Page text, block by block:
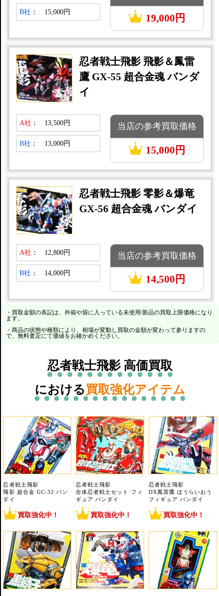
B社 ： 15,000円
19,000円
忍者戦士飛影 飛影＆鳳雷
鷹 GX-55 超合金魂 バンダ
イ
A社 ： 13,500円
B社 ： 13,000円
当店の参考買取価格
15,000円
忍者戦士飛影 零影＆爆竜
GX-56 超合金魂 バンダイ
A社 ： 12,800円
B社 ： 14,000円
当店の参考買取価格
14,500円
・買取金額の表記は、外箱や袋に入っている未使用/新品の買取上限価格になり
ます。
・商品の状態や種類により、相場が変動し買取の金額が変わって参りますの
で、無料査定にて価値をお確かめください。
忍者戦士飛影 高価買取
における買取強化アイテム
忍者戦士飛影
飛影 超合金 GC-32 バン
ダイ
買取強化中！
忍者戦士飛影
合体忍者戦士セット フィ
ギュア バンダイ
買取強化中！
忍者戦士飛影
DX鳳雷鷹 ほうらいおう
フィギュア バンダイ
買取強化中！